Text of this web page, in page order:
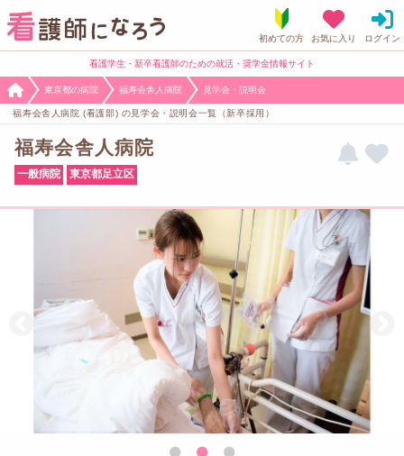
看護学生・新卒看護師のための就活・奨学金情報サイト
東京都の病院 福寿会舎人病院 見学会・説明会
福寿会舎人病院 (看護部) の見学会・説明会一覧（新卒採用）
福寿会舎人病院
一般病院 東京都足立区